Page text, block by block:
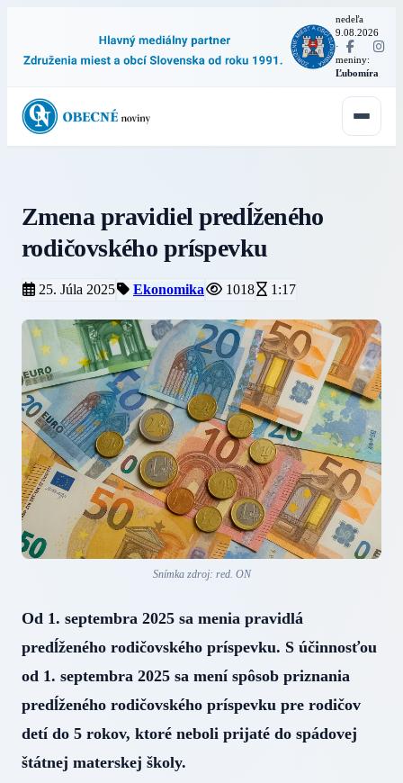
nedeľa
9.08.2026
·
meniny:
Ľubomíra
Zmena pravidiel predĺženého
rodičovského príspevku
25. Júla 2025 Ekonomika 1018 1:17
Snímka zdroj: red. ON
Od 1. septembra 2025 sa menia pravidlá
predĺženého rodičovského príspevku. S účinnosťou
od 1. septembra 2025 sa mení spôsob priznania
predĺženého rodičovského príspevku pre rodičov
detí do 5 rokov, ktoré neboli prijaté do spádovej
štátnej materskej školy.